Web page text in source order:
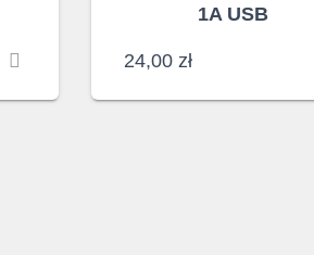
1A USB
24,00 zł